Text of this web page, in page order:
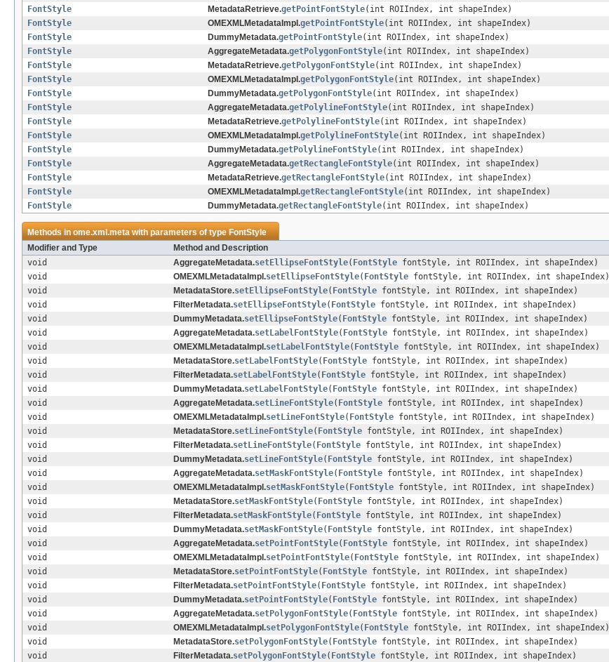
FontStyle
MetadataRetrieve.getPointFontStyle(int ROIIndex, int shapeIndex)
FontStyle
OMEXMLMetadataImpl.getPointFontStyle(int ROIIndex, int shapeIndex)
FontStyle
DummyMetadata.getPointFontStyle(int ROIIndex, int shapeIndex)
FontStyle
AggregateMetadata.getPolygonFontStyle(int ROIIndex, int shapeIndex)
FontStyle
MetadataRetrieve.getPolygonFontStyle(int ROIIndex, int shapeIndex)
FontStyle
OMEXMLMetadataImpl.getPolygonFontStyle(int ROIIndex, int shapeIndex)
FontStyle
DummyMetadata.getPolygonFontStyle(int ROIIndex, int shapeIndex)
FontStyle
AggregateMetadata.getPolylineFontStyle(int ROIIndex, int shapeIndex)
FontStyle
MetadataRetrieve.getPolylineFontStyle(int ROIIndex, int shapeIndex)
FontStyle
OMEXMLMetadataImpl.getPolylineFontStyle(int ROIIndex, int shapeIndex)
FontStyle
DummyMetadata.getPolylineFontStyle(int ROIIndex, int shapeIndex)
FontStyle
AggregateMetadata.getRectangleFontStyle(int ROIIndex, int shapeIndex)
FontStyle
MetadataRetrieve.getRectangleFontStyle(int ROIIndex, int shapeIndex)
FontStyle
OMEXMLMetadataImpl.getRectangleFontStyle(int ROIIndex, int shapeIndex)
FontStyle
DummyMetadata.getRectangleFontStyle(int ROIIndex, int shapeIndex)
Methods inome.xml.metawith parameters of typeFontStyle
Modifier and Type
Method and Description
void
AggregateMetadata.setEllipseFontStyle( FontStyle fontStyle, int ROIIndex, int shapeIndex)
void
OMEXMLMetadataImpl.setEllipseFontStyle( FontStyle fontStyle, int ROIIndex, int shapeIndex)
void
MetadataStore.setEllipseFontStyle( FontStyle fontStyle, int ROIIndex, int shapeIndex)
void
FilterMetadata.setEllipseFontStyle( FontStyle fontStyle, int ROIIndex, int shapeIndex)
void
DummyMetadata.setEllipseFontStyle( FontStyle fontStyle, int ROIIndex, int shapeIndex)
void
AggregateMetadata.setLabelFontStyle( FontStyle fontStyle, int ROIIndex, int shapeIndex)
void
OMEXMLMetadataImpl.setLabelFontStyle( FontStyle fontStyle, int ROIIndex, int shapeIndex)
void
MetadataStore.setLabelFontStyle( FontStyle fontStyle, int ROIIndex, int shapeIndex)
void
FilterMetadata.setLabelFontStyle( FontStyle fontStyle, int ROIIndex, int shapeIndex)
void
DummyMetadata.setLabelFontStyle( FontStyle fontStyle, int ROIIndex, int shapeIndex)
void
AggregateMetadata.setLineFontStyle( FontStyle fontStyle, int ROIIndex, int shapeIndex)
void
OMEXMLMetadataImpl.setLineFontStyle( FontStyle fontStyle, int ROIIndex, int shapeIndex)
void
MetadataStore.setLineFontStyle( FontStyle fontStyle, int ROIIndex, int shapeIndex)
void
FilterMetadata.setLineFontStyle( FontStyle fontStyle, int ROIIndex, int shapeIndex)
void
DummyMetadata.setLineFontStyle( FontStyle fontStyle, int ROIIndex, int shapeIndex)
void
AggregateMetadata.setMaskFontStyle( FontStyle fontStyle, int ROIIndex, int shapeIndex)
void
OMEXMLMetadataImpl.setMaskFontStyle( FontStyle fontStyle, int ROIIndex, int shapeIndex)
void
MetadataStore.setMaskFontStyle( FontStyle fontStyle, int ROIIndex, int shapeIndex)
void
FilterMetadata.setMaskFontStyle( FontStyle fontStyle, int ROIIndex, int shapeIndex)
void
DummyMetadata.setMaskFontStyle( FontStyle fontStyle, int ROIIndex, int shapeIndex)
void
AggregateMetadata.setPointFontStyle( FontStyle fontStyle, int ROIIndex, int shapeIndex)
void
OMEXMLMetadataImpl.setPointFontStyle( FontStyle fontStyle, int ROIIndex, int shapeIndex)
void
MetadataStore.setPointFontStyle( FontStyle fontStyle, int ROIIndex, int shapeIndex)
void
FilterMetadata.setPointFontStyle( FontStyle fontStyle, int ROIIndex, int shapeIndex)
void
DummyMetadata.setPointFontStyle( FontStyle fontStyle, int ROIIndex, int shapeIndex)
void
AggregateMetadata.setPolygonFontStyle( FontStyle fontStyle, int ROIIndex, int shapeIndex)
void
OMEXMLMetadataImpl.setPolygonFontStyle( FontStyle fontStyle, int ROIIndex, int shapeIndex)
void
MetadataStore.setPolygonFontStyle( FontStyle fontStyle, int ROIIndex, int shapeIndex)
void
FilterMetadata.setPolygonFontStyle( FontStyle fontStyle, int ROIIndex, int shapeIndex)